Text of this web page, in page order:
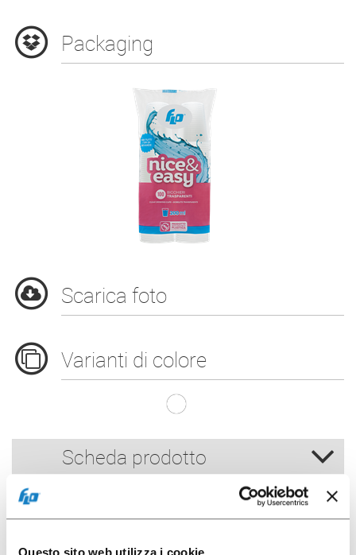
Questo sito web utilizza i cookie
Packaging
Scarica foto
Varianti di colore
Scheda prodotto